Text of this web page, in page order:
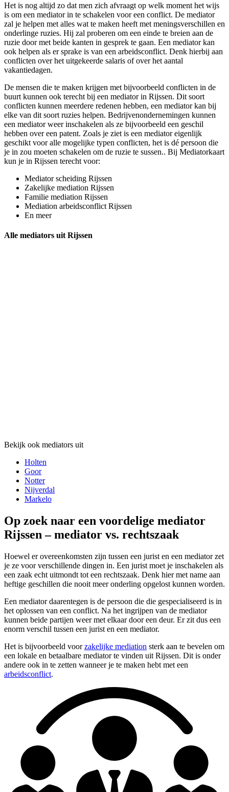
Het is nog altijd zo dat men zich afvraagt op welk moment het wijs
is om een mediator in te schakelen voor een conflict. De mediator
zal je helpen met alles wat te maken heeft met meningsverschillen en
onderlinge ruzies. Hij zal proberen om een einde te breien aan de
ruzie door met beide kanten in gesprek te gaan. Een mediator kan
ook helpen als er sprake is van een arbeidsconflict. Denk hierbij aan
conflicten over het uitgekeerde salaris of over het aantal
vakantiedagen.
De mensen die te maken krijgen met bijvoorbeeld conflicten in de
buurt kunnen ook terecht bij een mediator in Rijssen. Dit soort
conflicten kunnen meerdere redenen hebben, een mediator kan bij
elke van dit soort ruzies helpen. Bedrijvenondernemingen kunnen
een mediator weer inschakelen als ze bijvoorbeeld een geschil
hebben over een patent. Zoals je ziet is een mediator eigenlijk
geschikt voor alle mogelijke typen conflicten, het is dé persoon die
je in zou moeten schakelen om de ruzie te sussen.. Bij Mediatorkaart
kun je in Rijssen terecht voor:
Mediator scheiding Rijssen
Zakelijke mediation Rijssen
Familie mediation Rijssen
Mediation arbeidsconflict Rijssen
En meer
Alle mediators uit Rijssen
Bekijk ook mediators uit
Holten
Goor
Notter
Nijverdal
Markelo
Op zoek naar een voordelige mediator
Rijssen – mediator vs. rechtszaak
Hoewel er overeenkomsten zijn tussen een jurist en een mediator zet
je ze voor verschillende dingen in. Een jurist moet je inschakelen als
een zaak echt uitmondt tot een rechtszaak. Denk hier met name aan
heftige geschillen die nooit meer onderling opgelost kunnen worden.
Een mediator daarentegen is de persoon die die gespecialiseerd is in
het oplossen van een conflict. Na het ingrijpen van de mediator
kunnen beide partijen weer met elkaar door een deur. Er zit dus een
enorm verschil tussen een jurist en een mediator.
Het is bijvoorbeeld voorzakelijke mediation sterk aan te bevelen om
een lokale en betaalbare mediator te vinden uit Rijssen. Dit is onder
andere ook in te zetten wanneer je te maken hebt met een
arbeidsconflict.